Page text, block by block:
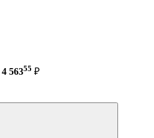
4 56355 ₽